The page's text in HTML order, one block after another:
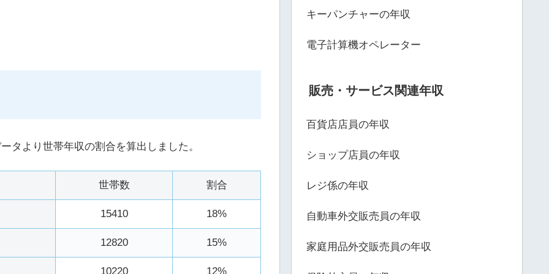
タより世帯年収の割合を算出しました。
世帯数 割合
15410 18%
12820 15%
10220 12%
キーパンチャーの年収
電子計算機オペレーター
販売・サービス関連年収
百貨店店員の年収
ショップ店員の年収
レジ係の年収
自動車外交販売員の年収
家庭用品外交販売員の年収